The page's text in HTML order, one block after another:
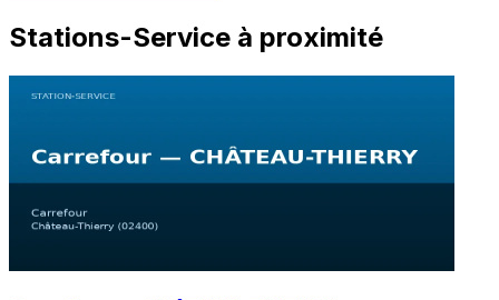
Stations-Service à proximité